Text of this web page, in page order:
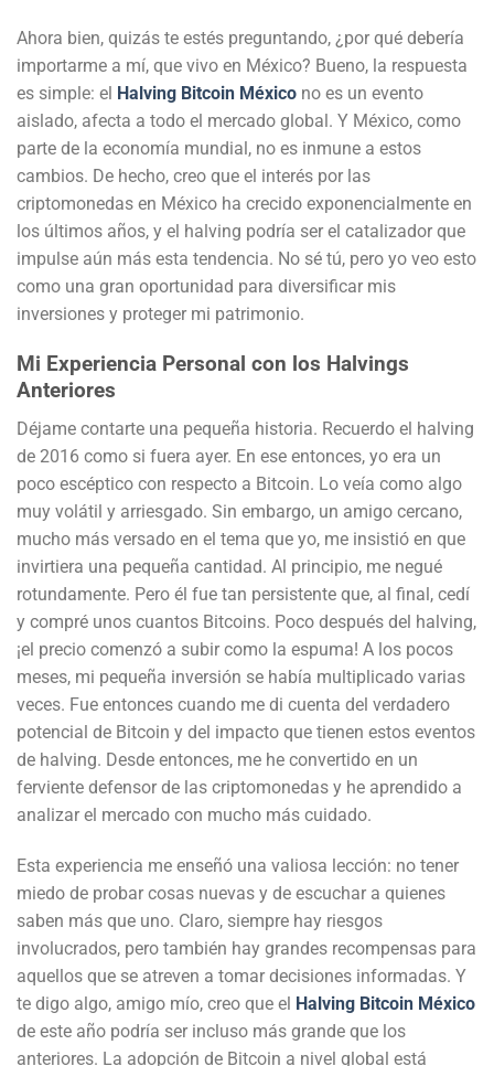
Ahora bien, quizás te estés preguntando, ¿por qué debería
importarme a mí, que vivo en México? Bueno, la respuesta
es simple: el Halving Bitcoin México no es un evento
aislado, afecta a todo el mercado global. Y México, como
parte de la economía mundial, no es inmune a estos
cambios. De hecho, creo que el interés por las
criptomonedas en México ha crecido exponencialmente en
los últimos años, y el halving podría ser el catalizador que
impulse aún más esta tendencia. No sé tú, pero yo veo esto
como una gran oportunidad para diversificar mis
inversiones y proteger mi patrimonio.
Mi Experiencia Personal con los Halvings
Anteriores
Déjame contarte una pequeña historia. Recuerdo el halving
de 2016 como si fuera ayer. En ese entonces, yo era un
poco escéptico con respecto a Bitcoin. Lo veía como algo
muy volátil y arriesgado. Sin embargo, un amigo cercano,
mucho más versado en el tema que yo, me insistió en que
invirtiera una pequeña cantidad. Al principio, me negué
rotundamente. Pero él fue tan persistente que, al final, cedí
y compré unos cuantos Bitcoins. Poco después del halving,
¡el precio comenzó a subir como la espuma! A los pocos
meses, mi pequeña inversión se había multiplicado varias
veces. Fue entonces cuando me di cuenta del verdadero
potencial de Bitcoin y del impacto que tienen estos eventos
de halving. Desde entonces, me he convertido en un
ferviente defensor de las criptomonedas y he aprendido a
analizar el mercado con mucho más cuidado.
Esta experiencia me enseñó una valiosa lección: no tener
miedo de probar cosas nuevas y de escuchar a quienes
saben más que uno. Claro, siempre hay riesgos
involucrados, pero también hay grandes recompensas para
aquellos que se atreven a tomar decisiones informadas. Y
te digo algo, amigo mío, creo que el Halving Bitcoin México
de este año podría ser incluso más grande que los
anteriores. La adopción de Bitcoin a nivel global está